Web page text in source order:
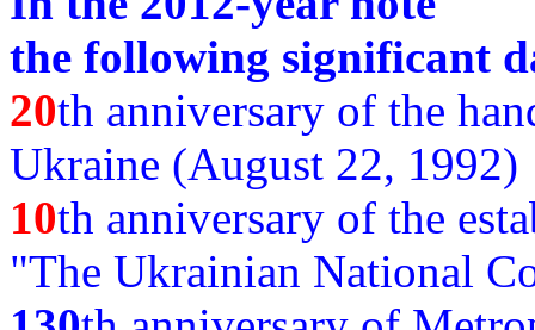
the following significant
20th anniversary of the
Ukraine (August 22, 1992)
10th anniversary of the
"The Ukrainian National